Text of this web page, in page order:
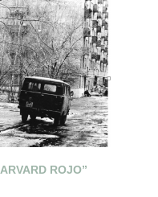
ROJO”